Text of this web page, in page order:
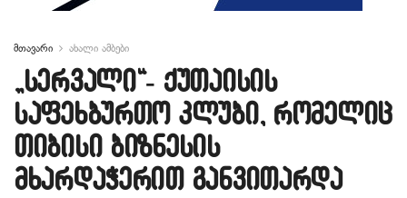
მთავარი ახალი ამბები
„სერვალი“- ქუთაისის
საფეხბურთო კლუბი, რომელიც
თიბისი ბიზნესის
მხარდაჭერით განვითარდა